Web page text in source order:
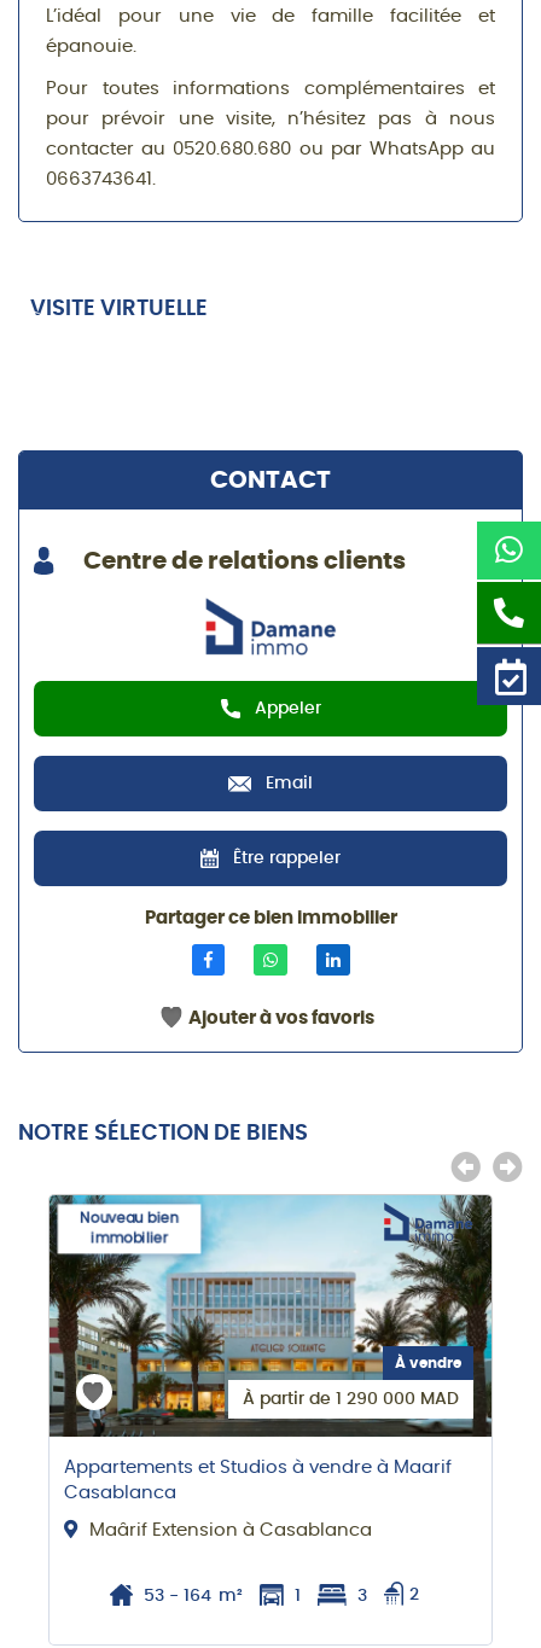
L’idéal pour une vie de famille facilitée et
épanouie.
Pour toutes informations complémentaires et
pour prévoir une visite, n’hésitez pas à nous
contacter au 0520.680.680 ou par WhatsApp au
0663743641.
VISITE VIRTUELLE
CONTACT
Centre de relations clients
Appeler
Email
Être rappeler
Partager ce bien immobilier
Ajouter à vos favoris
NOTRE SÉLECTION DE BIENS
Nouveau bien
immobilier
À vendre
À partir de 1 290 000 MAD
Appartements et Studios à vendre à Maarif
Casablanca
Maârif Extension à Casablanca
53 - 164 m² 1 3 2